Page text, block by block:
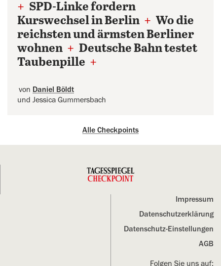
+ SPD-Linke fordern
Kurswechsel in Berlin + Wo die
reichsten und ärmsten Berliner
wohnen + Deutsche Bahn testet
Taubenpille +
von Daniel Böldt
und Jessica Gummersbach
Alle Checkpoints
Impressum
Datenschutz­erklärung
Datenschutz-Einstellungen
AGB
Folgen Sie uns auf: